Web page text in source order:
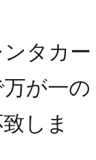
タカー
が一の
しま